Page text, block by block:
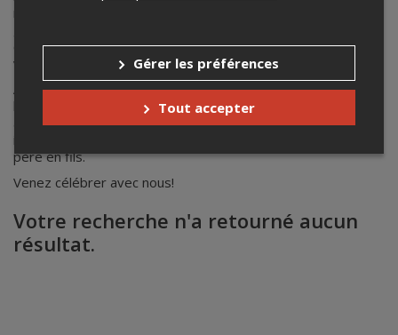
compagnie: tous les ingrédients sont là pour vous divertir et
vous en mettre plein les oreilles!
Accompagné de ses convives, Julien Proulx se fait
l’animateur de ces soirées et vous plonge dans des univers
allant de Bach à la musique française, en passant par les
père en fils.
Venez célébrer avec nous!
Votre recherche n'a retourné aucun
résultat.
Gérer les préférences
Tout accepter